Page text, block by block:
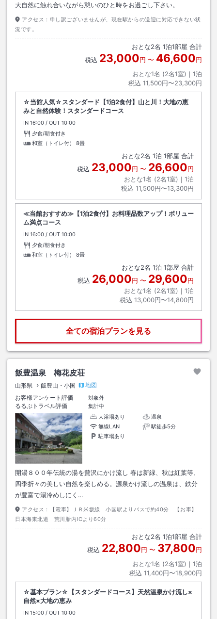
大自然に触れ合いながら憩いのひと時をお過ごし下さい。
アクセス： 申し訳ございませんが、現在駅からの送迎に対応できない状
況です。
おとな2名 1泊1部屋 合計
税込 23,000円 〜 46,600円
おとな1名 (2名1室)｜ 1泊
税込 11,500円〜23,300円
☆当館人気☆スタンダード【1泊2食付】山と川！大地の恵
みと自然体験！スタンダードコース
IN チェックイン
16:00 / OUT チェックアウト
10:00
夕食/朝食付き
和室（トイレ付）
8畳
おとな2名 1泊 1部屋 合計
税込 23,000円 〜 26,600円
おとな1名 (2名1室)｜ 1泊
税込 11,500円〜13,300円
≪当館おすすめ≫【1泊2食付】お料理品数アップ！ボリュー
ム満点コース
IN チェックイン
16:00 / OUT チェックアウト
10:00
夕食/朝食付き
和室（トイレ付）
8畳
おとな2名 1泊 1部屋 合計
税込 26,000円 〜 29,600円
おとな1名 (2名1室)｜ 1泊
税込 13,000円〜14,800円
全ての宿泊プランを見る
飯豊温泉 梅花皮荘
山形県 飯豊山・小国
地図
お客様アンケート評価
対象外
るるぶトラベル評価
集計中
大浴場あり
温泉
無線LAN
駅徒歩5分
駐車場あり
開湯８００年伝統の湯を贅沢にかけ流し 春は新緑、秋は紅葉等、
四季折々の美しい自然を楽しめる。源泉かけ流しの温泉は、鉄分
が豊富で湯冷めしにく…
アクセス：
【電車】ＪＲ米坂線 小国駅よりバスで約40分 【お車】
日本海東北道 荒川胎内ICより60分
おとな2名 1泊1部屋 合計
税込 22,800円 〜 37,800円
おとな1名 (2名1室)｜ 1泊
税込 11,400円〜18,900円
☆基本プラン☆【スタンダードコース】天然温泉かけ流し×
自然×大地の恵み
IN チェックイン
15:00 / OUT チェックアウト
10:00